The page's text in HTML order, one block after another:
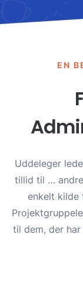
EN
Uddeleger
tillid til … andre
enkelt kilde
til dem, der